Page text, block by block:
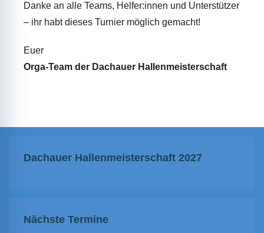
Danke an alle Teams, Helfer:innen und Unterstützer
– ihr habt dieses Turnier möglich gemacht!
Euer
Orga-Team der Dachauer Hallenmeisterschaft
Dachauer Hallenmeisterschaft 2027
Nächste Termine